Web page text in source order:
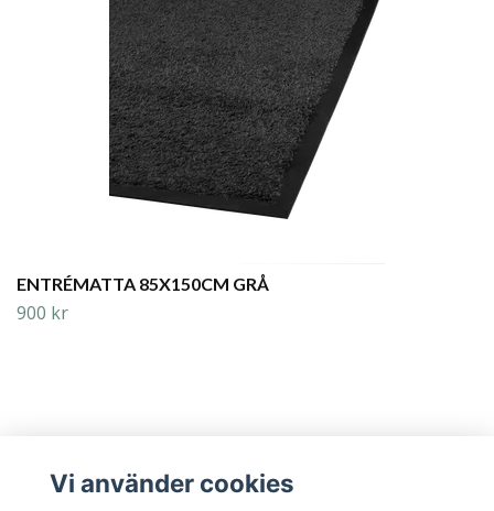
ENTRÉMATTA 85X150CM GRÅ
900 kr
Vi använder cookies